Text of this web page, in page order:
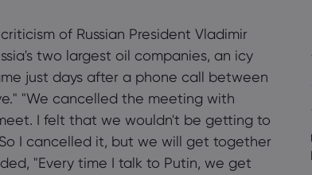
of Russian President Vladimir
two largest oil companies, an icy
just days after a phone call between
"We cancelled the meeting with
I felt that we wouldn't be getting to
I cancelled it, but we will get together
"Every time I talk to Putin, we get